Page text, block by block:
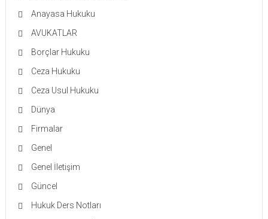
Anayasa Hukuku
AVUKATLAR
Borçlar Hukuku
Ceza Hukuku
Ceza Usul Hukuku
Dünya
Firmalar
Genel
Genel İletişim
Güncel
Hukuk Ders Notları